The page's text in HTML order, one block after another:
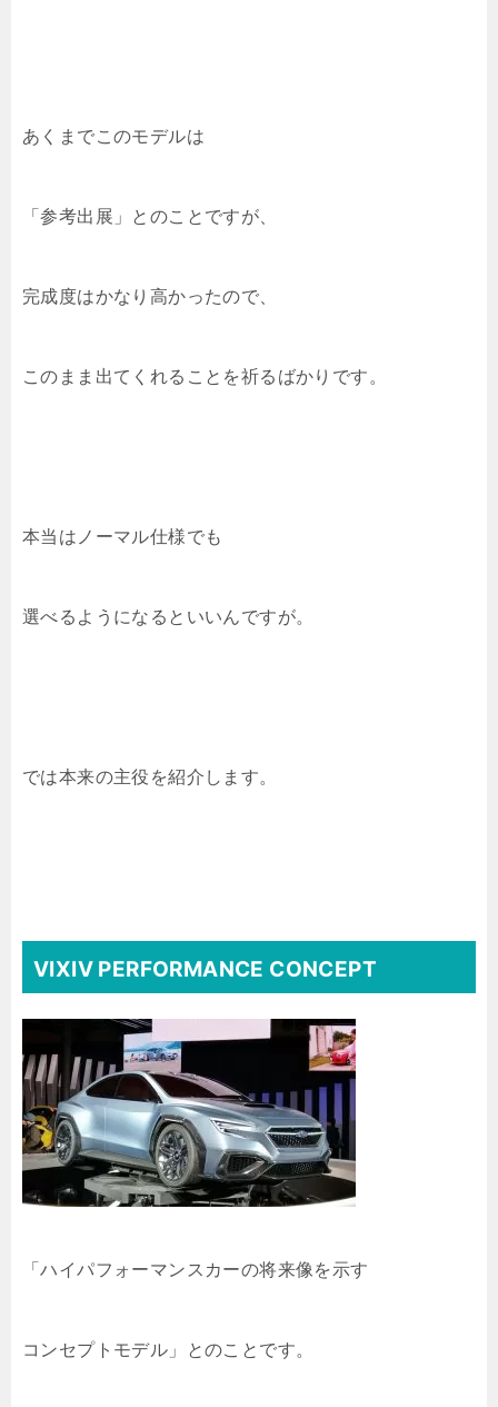
あくまでこのモデルは
「参考出展」とのことですが、
完成度はかなり高かったので、
このまま出てくれることを祈るばかりです。
本当はノーマル仕様でも
選べるようになるといいんですが。
では本来の主役を紹介します。
VIXIV PERFORMANCE CONCEPT
「ハイパフォーマンスカーの将来像を示す
コンセプトモデル」とのことです。